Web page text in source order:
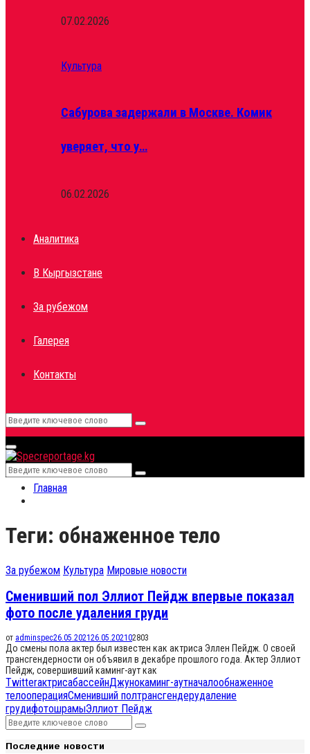
07.02.2026
Культура
Сабурова задержали в Москве. Комик
уверяет, что у…
06.02.2026
Аналитика
В Кыргызстане
За рубежом
Галерея
Контакты
Search
for:
Search
Primary
Menu
Search
for:
Search
Главная
Теги: обнаженное тело
За рубежом Культура Мировые новости
Сменивший пол Эллиот Пейдж впервые показал
фото после удаления груди
от adminspec26.05.202126.05.202102803
До смены пола актер был известен как актриса Эллен Пейдж. О своей
трансгендерности он объявил в декабре прошлого года. Актер Эллиот
Пейдж, совершивший каминг-аут как
TwitterактрисабассейнДжунокаминг-аутначалообнаженное
телооперацияСменивший полтрансгендерудаление
грудифотошрамыЭллиот Пейдж
Search
for:
Search
Последние новости